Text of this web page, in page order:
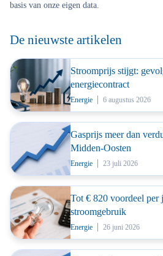
basis van onze eigen data.
De nieuwste artikelen
Stroomprijs stijgt:
energiecontract
Energie 6 augustus 2026
Gasprijs meer dan
Midden-Oosten
Energie 23 juli 2026
Tot € 820 voordeel per
stroomgebruik
Energie 26 juni 2026